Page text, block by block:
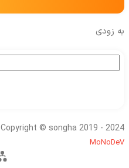
به زودی
Copyright © songha 2019 - 2024
MoNoDeV